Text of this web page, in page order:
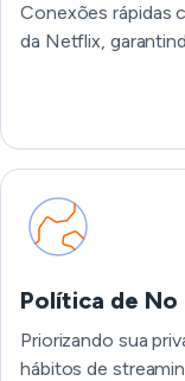
Conexões rápidas
da Netflix,
Política de No
Priorizando sua
hábitos de